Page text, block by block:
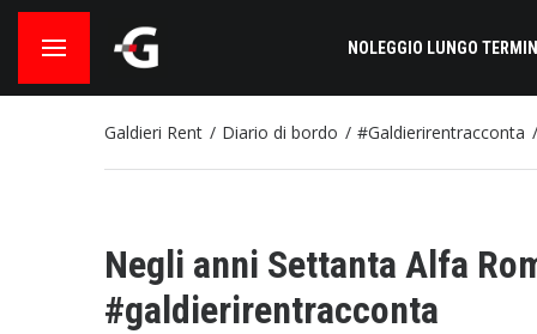
NOLEGGIO LUNGO
Galdieri Rent Diario di bordo #Galdierirentracconta
Negli anni Settanta Alfa
#galdierirentracconta